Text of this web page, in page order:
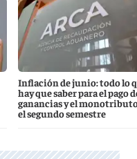
Inflación de junio: todo lo
hay que saber para el pago
ganancias y el
el segundo semestre